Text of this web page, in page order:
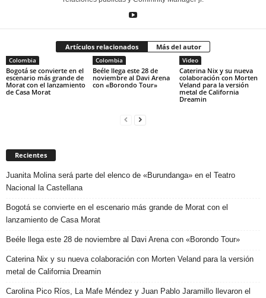
Artículos relacionados Más del autor
Colombia
Bogotá se convierte en el
escenario más grande de
Morat con el lanzamiento
de Casa Morat
Colombia
Beéle llega este 28 de
noviembre al Davi Arena
con «Borondo Tour»
Video
Caterina Nix y su nueva
colaboración con Morten
Veland para la versión
metal de California
Dreamin
Recientes
Juanita Molina será parte del elenco de «Burundanga» en el Teatro
Nacional la Castellana
Bogotá se convierte en el escenario más grande de Morat con el
lanzamiento de Casa Morat
Beéle llega este 28 de noviembre al Davi Arena con «Borondo Tour»
Caterina Nix y su nueva colaboración con Morten Veland para la versión
metal de California Dreamin
Carolina Pico Ríos, La Mafe Méndez y Juan Pablo Jaramillo llevaron el